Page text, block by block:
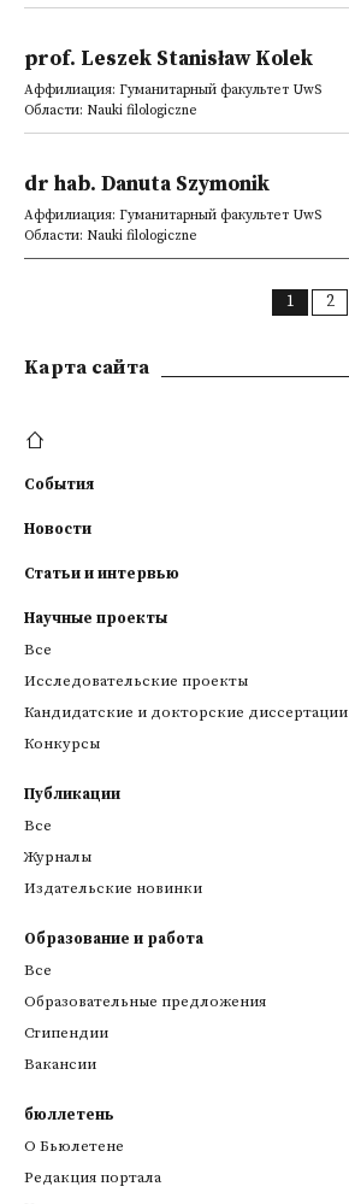
prof. Leszek Stanisław Kolek
Аффилиация: Гуманитарный факультет UwS
Области: Nauki filologiczne
dr hab. Danuta Szymonik
Аффилиация: Гуманитарный факультет UwS
Области: Nauki filologiczne
1 2
Kарта сайта
События
Новости
Статьи и интервью
Научные проекты
Все
Исследовательские проекты
Кандидатские и докторские диссертации
Конкурсы
Публикации
Все
Журналы
Издательские новинки
Образование и работа
Все
Образовательные предложения
Стипендии
Вакансии
бюллетень
О Бьюлетене
Редакция портала